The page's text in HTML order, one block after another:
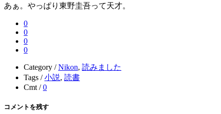
あぁ。やっぱり東野圭吾って天才。
0
0
0
0
Category /Nikon, 読みました
Tags /小説, 読書
Cmt /0
コメントを残す